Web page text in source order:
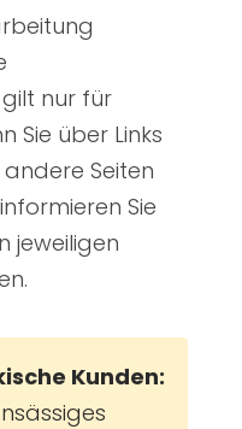
nur für
Sie über Links
Seiten
Sie
jeweiligen
Kunden: